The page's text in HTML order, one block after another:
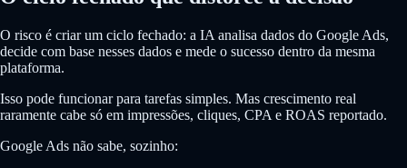
O risco é criar um ciclo fechado: a IA analisa dados do Google Ads,
decide com base nesses dados e mede o sucesso dentro da mesma
plataforma.
Isso pode funcionar para tarefas simples. Mas crescimento real
raramente cabe só em impressões, cliques, CPA e ROAS reportado.
Google Ads não sabe, sozinho: